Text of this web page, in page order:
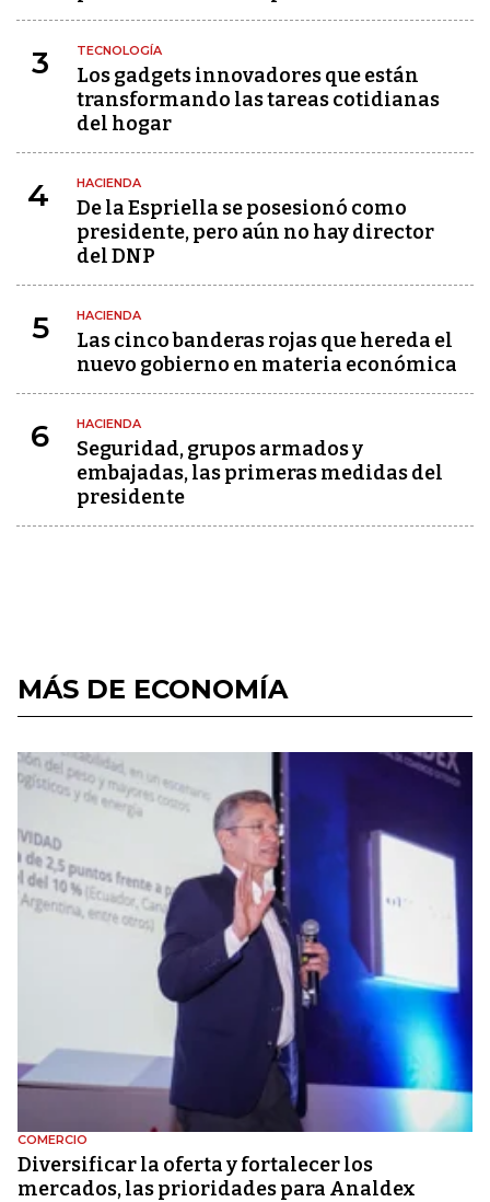
3 TECNOLOGÍA
Los gadgets innovadores que están
transformando las tareas cotidianas
del hogar
4 HACIENDA
De la Espriella se posesionó como
presidente, pero aún no hay director
del DNP
5 HACIENDA
Las cinco banderas rojas que hereda el
nuevo gobierno en materia económica
6 HACIENDA
Seguridad, grupos armados y
embajadas, las primeras medidas del
presidente
MÁS DE ECONOMÍA
COMERCIO
Diversificar la oferta y fortalecer los
mercados, las prioridades para Analdex